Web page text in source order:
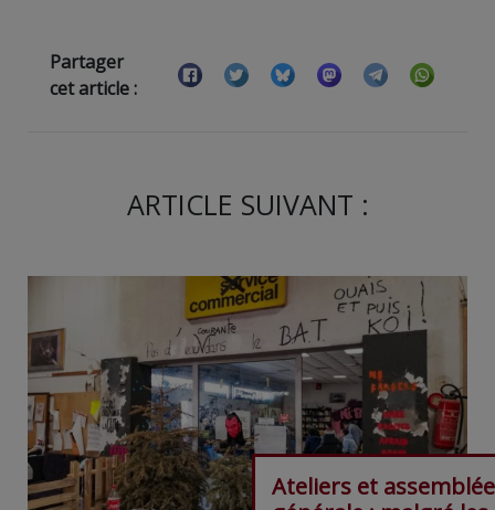
Partager
cet article :
ARTICLE SUIVANT :
Ateliers et assemblée